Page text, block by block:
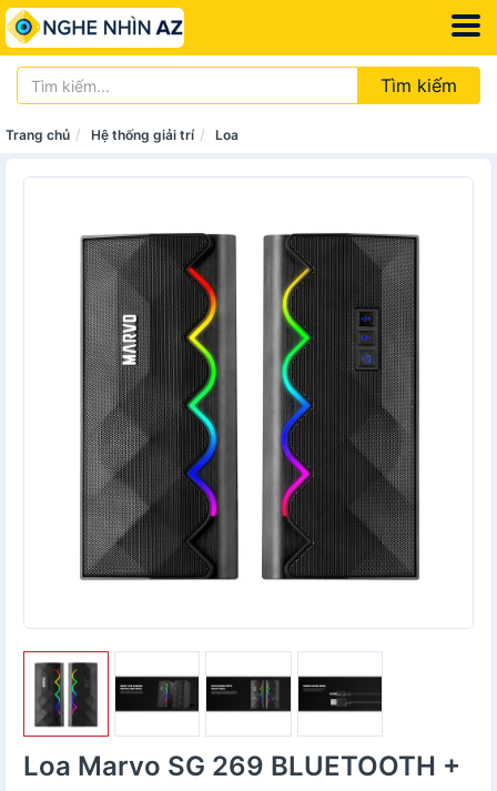
Tìm kiếm
Trang chủ Hệ thống giải trí Loa
Loa Marvo SG 269 BLUETOOTH +